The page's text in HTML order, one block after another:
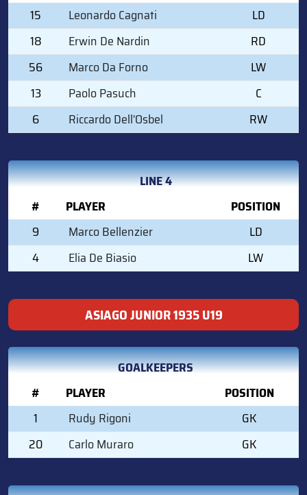
15
Leonardo Cagnati
LD
18
Erwin De Nardin
RD
56
Marco Da Forno
LW
13
Paolo Pasuch
C
6
Riccardo Dell'Osbel RW
LINE 4
#
PLAYER
POSITION
9
Marco Bellenzier
LD
4
Elia De Biasio LW
ASIAGO JUNIOR 1935 U19
GOALKEEPERS
#
PLAYER
POSITION
1
Rudy Rigoni
GK
20
Carlo Muraro GK